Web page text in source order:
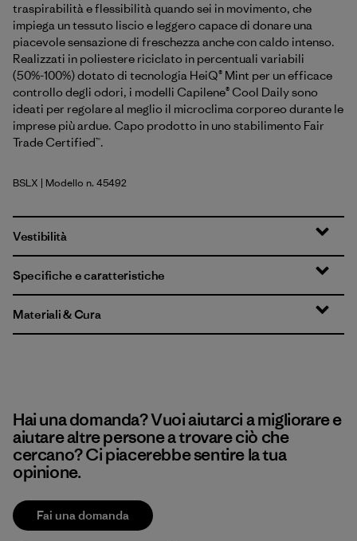
traspirabilità e flessibilità quando sei in movimento, che
impiega un tessuto liscio e leggero capace di donare una
piacevole sensazione di freschezza anche con caldo intenso.
Realizzati in poliestere riciclato in percentuali variabili
(50%-100%) dotato di tecnologia HeiQ® Mint per un efficace
controllo degli odori, i modelli Capilene® Cool Daily sono
ideati per regolare al meglio il microclima corporeo durante le
imprese più ardue. Capo prodotto in uno stabilimento Fair
Trade Certified™.
Blue Sage - Light Blue Sage X-Dye
BSLX | Modello n. 45492
Vestibilità
Specifiche e caratteristiche
Materiali & Cura
Hai una domanda? Vuoi aiutarci a migliorare e
aiutare altre persone a trovare ciò che
cercano? Ci piacerebbe sentire la tua
opinione.
Fai una domanda